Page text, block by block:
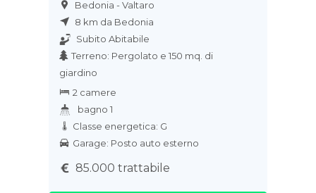
Bedonia - Valtaro
8 km da Bedonia
Subito Abitabile
Terreno: Pergolato e 150 mq. di
giardino
2 camere
bagno 1
Classe energetica: G
Garage: Posto auto esterno
85.000 trattabile